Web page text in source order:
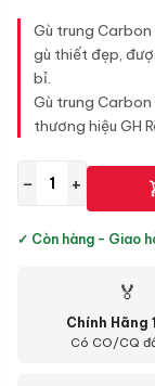
Gù trung
gù thiết đẹp,
bỉ.
Gù trung
thương hiệu GH
− +
✓ Còn hàng - Giao
🏅
Chính Hãng
Có CO/CQ